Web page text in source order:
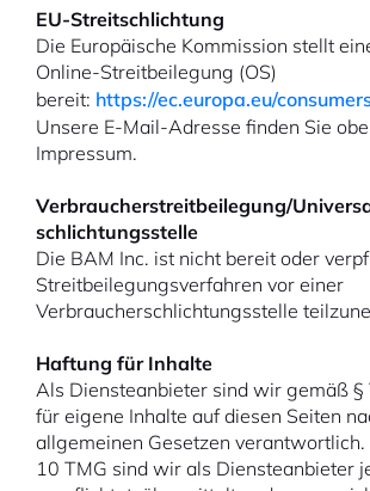
EU-Streitschlichtung
Die Europäische Kommission stellt
Online-Streitbeilegung (OS)
bereit: https://ec.europa.eu/
Unsere E-Mail-Adresse finden Sie
Impressum.
Verbraucher­streit­beilegung/
schlichtungs­stelle
Die BAM Inc. ist nicht bereit oder
Streitbeilegungsverfahren vor einer
Verbraucherschlichtungsstelle
Haftung für Inhalte
Als Diensteanbieter sind wir gemäß §
für eigene Inhalte auf diesen Seiten
allgemeinen Gesetzen verantwortlich.
10 TMG sind wir als Diensteanbieter